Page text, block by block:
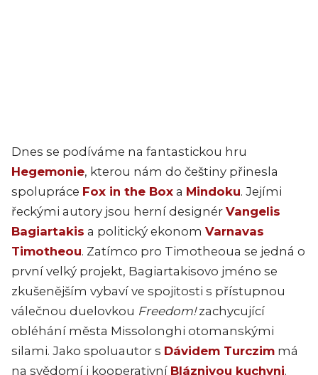
Dnes se podíváme na fantastickou hru
Hegemonie, kterou nám do češtiny přinesla
spolupráce Fox in the Box a Mindoku. Jejími
řeckými autory jsou herní designér Vangelis
Bagiartakis a politický ekonom Varnavas
Timotheou. Zatímco pro Timotheoua se jedná o
první velký projekt, Bagiartakisovo jméno se
zkušenějším vybaví ve spojitosti s přístupnou
válečnou duelovkou Freedom!zachycující
obléhání města Missolonghi otomanskými
silami. Jako spoluautor s Dávidem Turczim má
na svědomí i kooperativní Bláznivou kuchyni.